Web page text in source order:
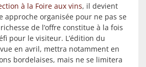
à la Foire aux vins, il devient
approche organisée pour ne pas se
de l’offre constitue à la fois
pour le visiteur. L’édition du
en avril, mettra notamment en
bordelaises, mais ne se limitera